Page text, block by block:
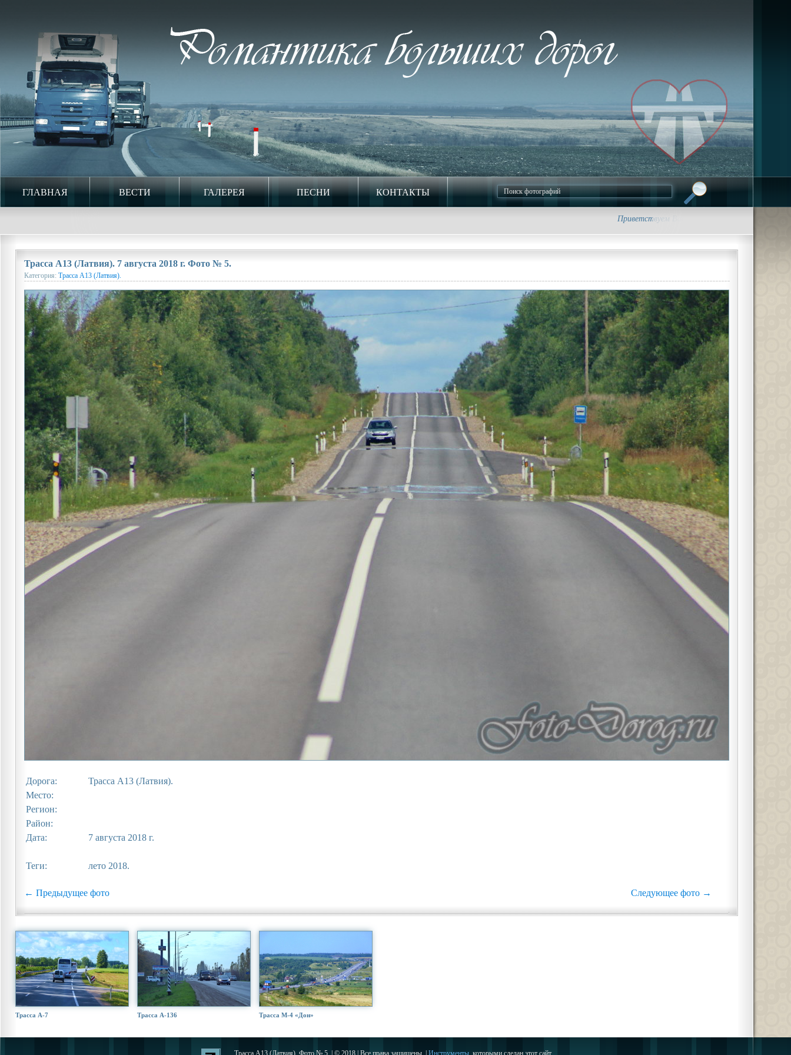
ГЛАВНАЯ ВЕСТИ ГАЛЕРЕЯ ПЕСНИ КОНТАКТЫ
Приветствуем Вас на сайте foto-dorog.ru. •
Трасса A13 (Латвия). 7 августа 2018 г. Фото № 5.
Категория: Трасса A13 (Латвия).
Дорога:
Трасса A13 (Латвия).
Место:
Регион:
Район:
Дата:
7 августа 2018 г.
Теги: лето 2018.
← Предыдущее фото Следующее фото →
Трасса А-7 Трасса А-136 Трасса М-4 «Дон»
Трасса A13 (Латвия). Фото № 5. | © 2018 | Все права защищены. | Инструменты, которыми сделан этот сайт.